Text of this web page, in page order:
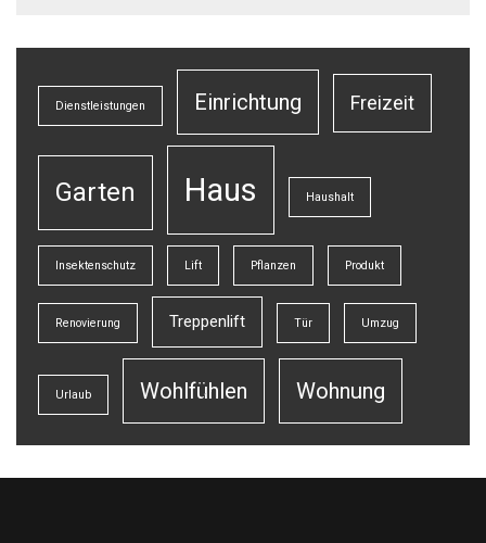
Dienstleistungen Einrichtung Freizeit
Garten Haus Haushalt
Insektenschutz Lift Pflanzen Produkt
Renovierung Treppenlift Tür Umzug
Urlaub Wohlfühlen Wohnung